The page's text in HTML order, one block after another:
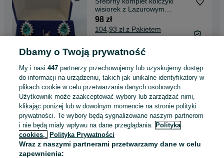
wisiorek z Lazurowym
oczkiem, srebro pr 925
98 zł
104,93 zł z Pakietem
Gliwice, Śródmieście
Dzisiaj o 10:36
Bransoletka z perełkami
naturalne hodowlane dł.19cm
62 zł
67,67 zł z Pakietem
Ochronnym
Gliwice, Śródmieście
Dzisiaj o 10:36
Dbamy o Twoją prywatność
My i nasi447 partnerzy przechowujemy lub uzyskujemy dostęp
do informacji na urządzeniu, takich jak unikalne identyfikatory w
plikach cookie w celu przetwarzania danych osobowych.
Użytkownik może zaakceptować wybory lub zarządzać nimi,
klikając poniżej lub w dowolnym momencie na stronie polityki
prywatności. Te wybory będą sygnalizowane naszym partnerom
i nie będą miały wpływu na dane przeglądania. Polityka
cookies,
Polityka Prywatności
Wraz z naszymi partnerami przetwarzamy dane w celu
zapewnienia: